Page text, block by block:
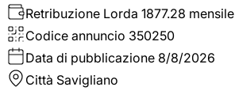
Retribuzione Lorda 1877.28 mensile
Codice annuncio 350250
Data di pubblicazione 8/8/2026
Città Savigliano